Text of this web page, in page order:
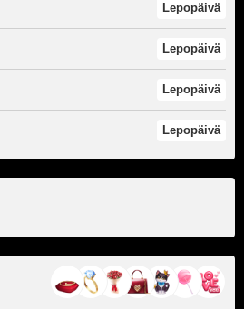
Lepopäivä
Lepopäivä
Lepopäivä
Lepopäivä